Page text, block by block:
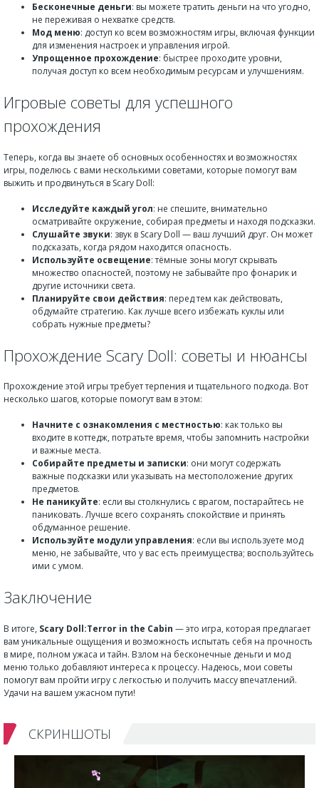
Бесконечные деньги: вы можете тратить деньги на что угодно,
не переживая о нехватке средств.
Мод меню: доступ ко всем возможностям игры, включая функции
для изменения настроек и управления игрой.
Упрощенное прохождение: быстрее проходите уровни,
получая доступ ко всем необходимым ресурсам и улучшениям.
Игровые советы для успешного
прохождения
Теперь, когда вы знаете об основных особенностях и возможностях
игры, поделюсь с вами несколькими советами, которые помогут вам
выжить и продвинуться в Scary Doll:
Исследуйте каждый угол: не спешите, внимательно
осматривайте окружение, собирая предметы и находя подсказки.
Слушайте звуки: звук в Scary Doll — ваш лучший друг. Он может
подсказать, когда рядом находится опасность.
Используйте освещение: тёмные зоны могут скрывать
множество опасностей, поэтому не забывайте про фонарик и
другие источники света.
Планируйте свои действия: перед тем как действовать,
обдумайте стратегию. Как лучше всего избежать куклы или
собрать нужные предметы?
Прохождение Scary Doll: советы и нюансы
Прохождение этой игры требует терпения и тщательного подхода. Вот
несколько шагов, которые помогут вам в этом:
Начните с ознакомления с местностью: как только вы
входите в коттедж, потратьте время, чтобы запомнить настройки
и важные места.
Собирайте предметы и записки: они могут содержать
важные подсказки или указывать на местоположение других
предметов.
Не паникуйте: если вы столкнулись с врагом, постарайтесь не
паниковать. Лучше всего сохранять спокойствие и принять
обдуманное решение.
Используйте модули управления: если вы используете мод
меню, не забывайте, что у вас есть преимущества; воспользуйтесь
ими с умом.
Заключение
В итоге, Scary Doll:Terror in the Cabin — это игра, которая предлагает
вам уникальные ощущения и возможность испытать себя на прочность
в мире, полном ужаса и тайн. Взлом на бесконечные деньги и мод
меню только добавляют интереса к процессу. Надеюсь, мои советы
помогут вам пройти игру с легкостью и получить массу впечатлений.
Удачи на вашем ужасном пути!
СКРИНШОТЫ